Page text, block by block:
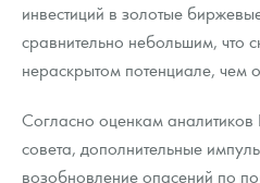
инвестиций в золотые
сравнительно небольшим, что
нераскрытом потенциале, чем
Согласно оценкам аналитиков
совета, дополнительные
возобновление опасений по